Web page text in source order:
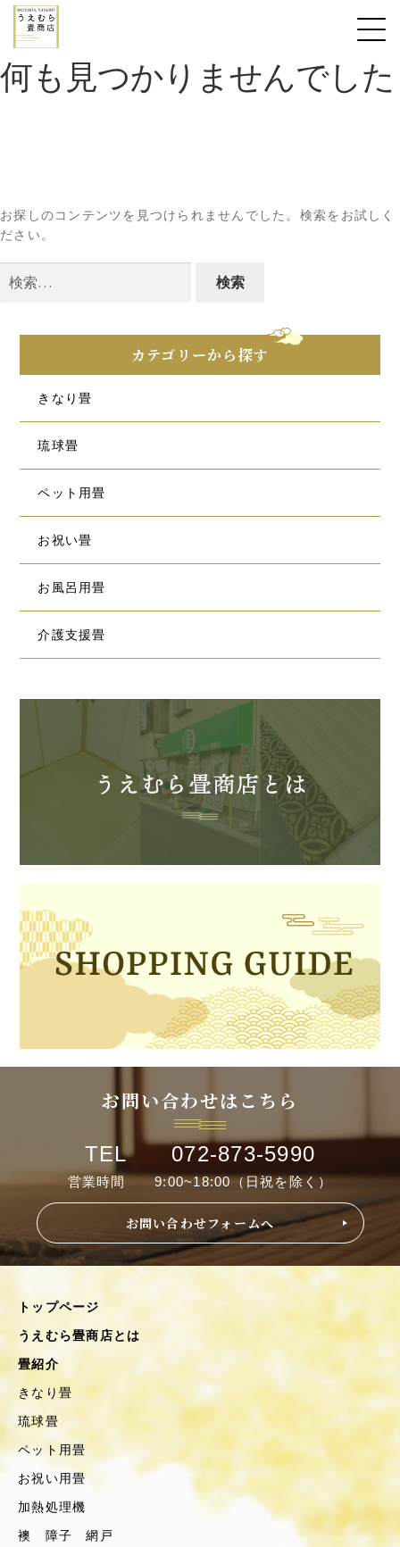
何も見つかりませんでした
お探しのコンテンツを見つけられませんでした。検索をお試しく
ださい。
索:
カテゴリーから探す
きなり畳
琉球畳
ペット用畳
お祝い畳
お風呂用畳
介護支援畳
お問い合わせはこちら
TEL 072-873-5990
営業時間 9:00~18:00（日祝を除く）
お問い合わせフォームへ
トップページ
うえむら畳商店とは
畳紹介
きなり畳
琉球畳
ペット用畳
お祝い用畳
加熱処理機
襖 障子 網戸